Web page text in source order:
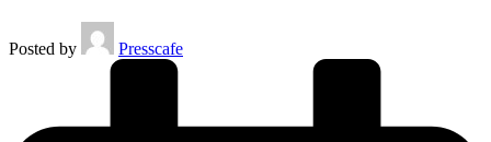
Posted by Presscafe